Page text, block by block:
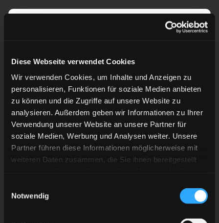
Diese Webseite verwendet Cookies
Wir verwenden Cookies, um Inhalte und Anzeigen zu
personalisieren, Funktionen für soziale Medien anbieten
zu können und die Zugriffe auf unsere Website zu
analysieren. Außerdem geben wir Informationen zu Ihrer
Verwendung unserer Website an unsere Partner für
soziale Medien, Werbung und Analysen weiter. Unsere
Partner führen diese Informationen möglicherweise mit
weiteren Daten zusammen, die Sie ihnen bereitgestellt
Notwendig